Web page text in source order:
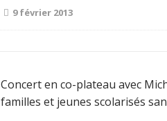
9 février 2013
Concert en co-plateau avec
familles et jeunes scolarisés